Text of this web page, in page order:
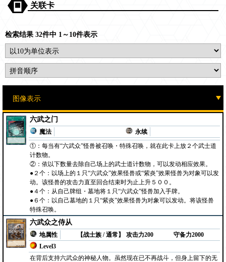
关联卡
检索结果 32件中 1～10件表示
六武之门
魔法
永续
①：每当有“六武众”怪兽被召唤・特殊召唤，就在此卡上放２个武士道
计数物。
②：依以下数量去除自己场上的武士道计数物，可以发动相应效果。
●２个：以场上的１只“六武众”效果怪兽或“紫炎”效果怪兽为对象可以发
动。该怪兽的攻击力直至回合结束时为止上升５００。
●４个：从自己牌组・墓地将１只“六武众”怪兽加入手牌。
●６个：以自己墓地的１只“紫炎”效果怪兽为对象可以发动。将该怪兽
特殊召唤。
六武众之侍从
地属性
【战士族 / 通常】
Level3
攻击力200 守备力2000
在背后支持六武众的神秘人物。虽然现在已不再战斗，但身上留下的无